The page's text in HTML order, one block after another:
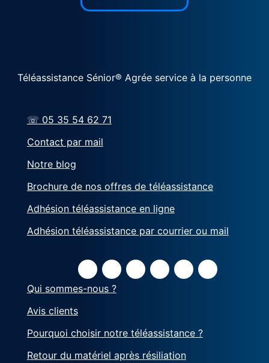
Téléassistance Sénior® Agrée service à la personne
☏ 05 35 54 62 71
Contact par mail
Notre blog
Brochure de nos offres de téléassistance
Adhésion téléassistance en ligne
Adhésion téléassistance par courrier ou mail
Qui sommes-nous ?
Avis clients
Pourquoi choisir notre téléassistance ?
Retour du matériel après résiliation